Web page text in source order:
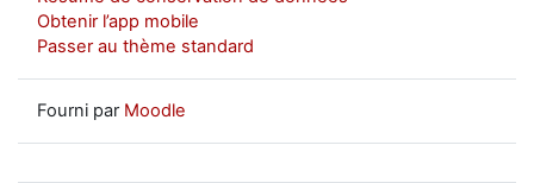
Obtenir l’app mobile
Passer au thème standard
Fourni par Moodle